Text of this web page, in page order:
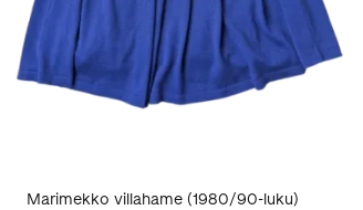
Marimekko villahame (1980/90-luku)